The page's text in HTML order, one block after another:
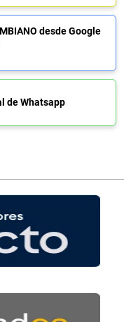
desde Google
de Whatsapp